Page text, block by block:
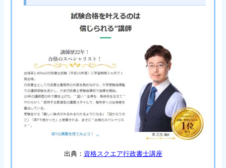
出典： 資格スクエア行政書士講座